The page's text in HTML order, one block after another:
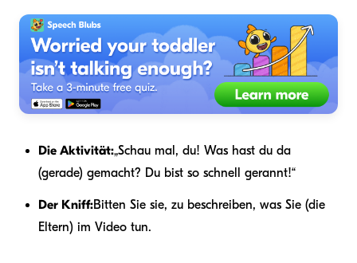
Die Aktivität:„Schau mal, du! Was hast du da
(gerade) gemacht? Du bist so schnell gerannt!“
Der Kniff:Bitten Sie sie, zu beschreiben, was Sie (die
Eltern) im Video tun.